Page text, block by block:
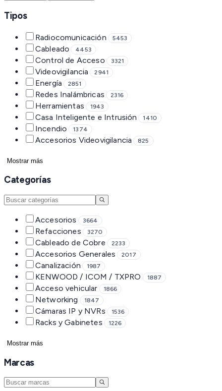
Tipos
Radiocomunicación 5453
Cableado 4453
Control de Acceso 3321
Videovigilancia 2941
Energía 2851
Redes Inalámbricas 2316
Herramientas 1943
Casa Inteligente e Intrusión 1410
Incendio 1374
Accesorios Videovigilancia 825
Mostrar más
Categorías
Accesorios 3664
Refacciones 3270
Cableado de Cobre 2233
Accesorios Generales 2017
Canalización 1987
KENWOOD / ICOM / TXPRO 1887
Acceso vehicular 1866
Networking 1847
Cámaras IP y NVRs 1536
Racks y Gabinetes 1226
Mostrar más
Marcas